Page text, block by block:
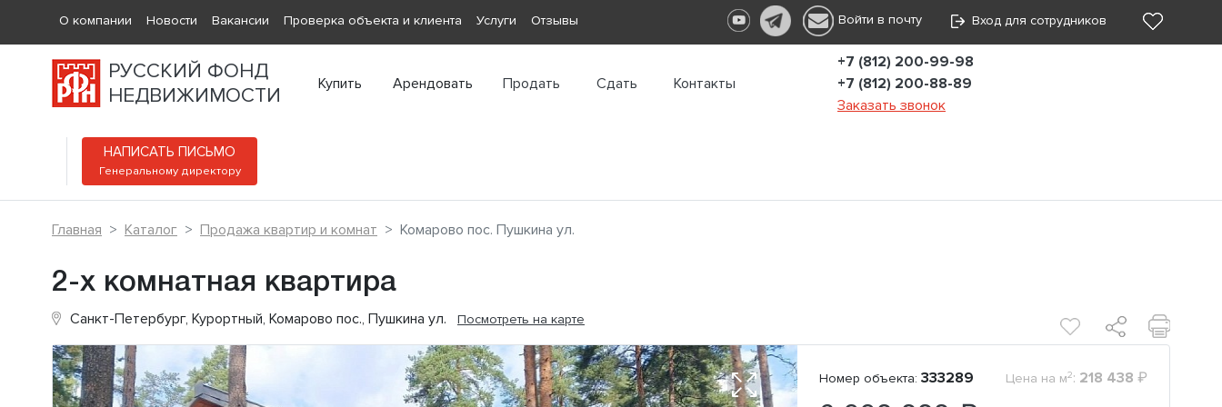
О компании Новости Вакансии Проверка объекта и клиента Услуги Отзывы Войти в почту Вход для сотрудников
РУССКИЙ ФОНД
НЕДВИЖИМОСТИ
Купить Арендовать Продать Сдать Контакты
+7 (812) 200-99-98
+7 (812) 200-88-89
Заказать звонок
НАПИСАТЬ ПИСЬМО
Генеральному директору
Главная Каталог Продажа квартир и комнат Комарово пос. Пушкина ул.
2-х комнатная квартира
Санкт-Петербург, Курортный, Комарово пос., Пушкина ул. Посмотреть на карте
Номер объекта: 333289 Цена на м2: 218 438 ₽